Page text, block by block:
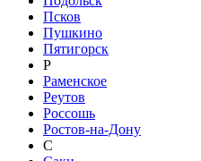
Псков
Пушкино
Пятигорск
Р
Раменское
Реутов
Россошь
Ростов-на-Дону
С